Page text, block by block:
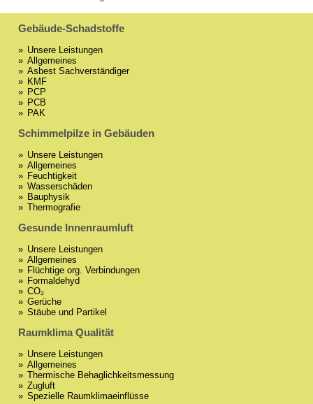
Gebäude-Schadstoffe
Unsere Leistungen
Allgemeines
Asbest Sachverständiger
KMF
PCP
PCB
PAK
Schimmelpilze in Gebäuden
Unsere Leistungen
Allgemeines
Feuchtigkeit
Wasserschäden
Bauphysik
Thermografie
Gesunde Innenraumluft
Unsere Leistungen
Allgemeines
Flüchtige org. Verbindungen
Formaldehyd
CO₂
Gerüche
Stäube und Partikel
Raumklima Qualität
Unsere Leistungen
Allgemeines
Thermische Behaglichkeitsmessung
Zugluft
Spezielle Raumklimaeinflüsse